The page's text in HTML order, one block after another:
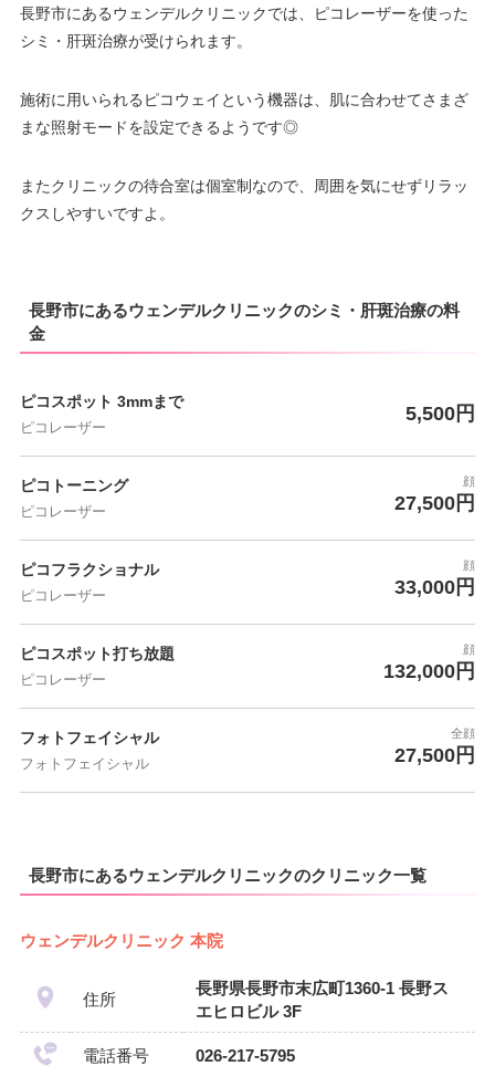
長野市にあるウェンデルクリニックでは、ピコレーザーを使った
シミ・肝斑治療が受けられます。
施術に用いられるピコウェイという機器は、肌に合わせてさまざ
まな照射モードを設定できるようです◎
またクリニックの待合室は個室制なので、周囲を気にせずリラッ
クスしやすいですよ。
長野市にあるウェンデルクリニックのシミ・肝斑治療の料
金
ピコスポット 3mmまで
ピコレーザー
5,500円
ピコトーニング
ピコレーザー
顔
27,500円
ピコフラクショナル
ピコレーザー
顔
33,000円
ピコスポット打ち放題
ピコレーザー
顔
132,000円
フォトフェイシャル
フォトフェイシャル
全顔
27,500円
長野市にあるウェンデルクリニックのクリニック一覧
ウェンデルクリニック 本院
住所
長野県長野市末広町1360-1 長野ス
エヒロビル 3F
電話番号 026-217-5795